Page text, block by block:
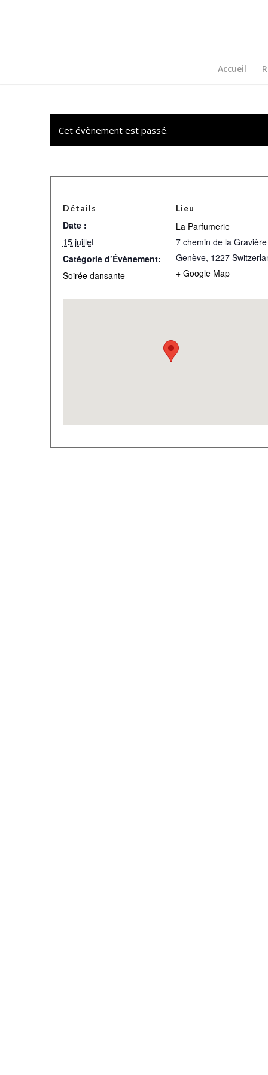
Accueil
Cet évènement est passé.
Détails
Date :
15 juillet
Catégorie d’Évènement:
Soirée dansante
Lieu
La Parfumerie
7 chemin de la Gravière
Genève, 1227
+ Google Map